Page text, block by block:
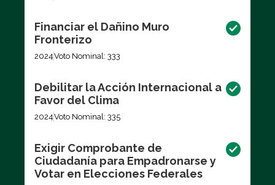
Financiar el Dañino Muro
Fronterizo
2024Voto Nominal: 333
Debilitar la Acción Internacional a
Favor del Clima
2024Voto Nominal: 335
Exigir Comprobante de
Ciudadanía para Empadronarse y
Votar en Elecciones Federales